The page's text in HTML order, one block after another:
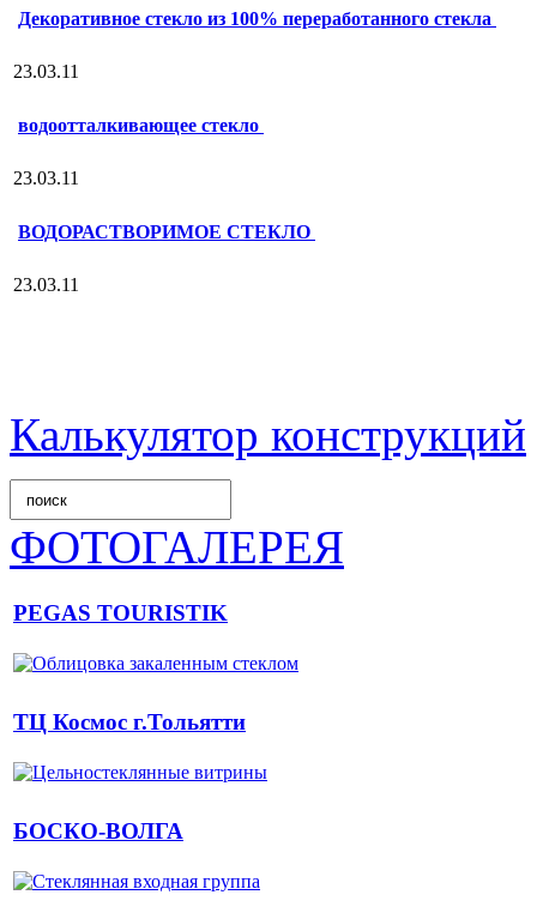
Декоративное стекло из 100% переработанного стекла
23.03.11
водоотталкивающее стекло
23.03.11
ВОДОРАСТВОРИМОЕ СТЕКЛО
23.03.11
Калькулятор конструкций
ФОТОГАЛЕРЕЯ
PEGAS TOURISTIK
ТЦ Космос г.Тольятти
БОСКО-ВОЛГА